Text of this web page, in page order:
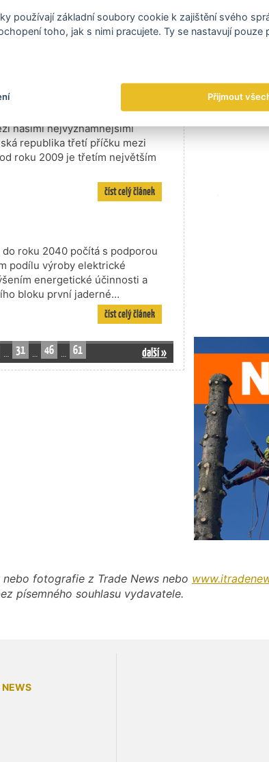
nabíjení elektromobilů,
a měřicích systémů…
číst celý článek
Vzájemný obchod
krizového období
našimi nejvýznamnějšími
republika třetí příčku mezi
roku 2009 je třetím největším
číst celý článek
roku 2040 počítá s podporou
podílu výroby elektrické
energetické účinnosti a
bloku první jaderné…
číst celý článek
… 31 … 46 … 61 další »
Exportní
fotografie z Trade News nebo
písemného souhlasu vydavatele.
používají základní soubory cookie k zajištění svého
toho, jak s nimi pracujete. Ty se nastavují pouze
Přijmout